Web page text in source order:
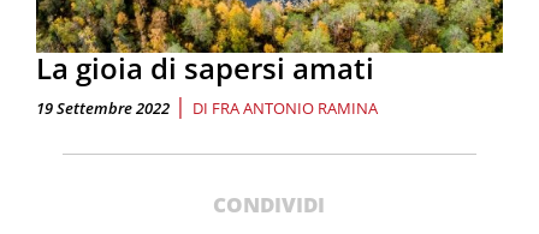
La gioia di sapersi amati
19 Settembre 2022 | DI FRA ANTONIO RAMINA
CONDIVIDI